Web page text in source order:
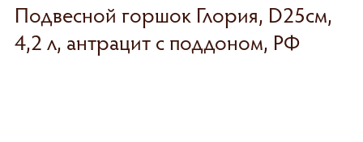
Подвесной горшок Глория, D25см,
4,2 л, антрацит с поддоном, РФ